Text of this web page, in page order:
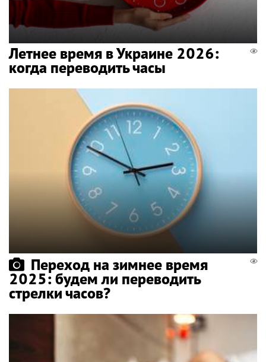
Летнее время в Украине 2026:
когда переводить часы
Переход на зимнее время
2025: будем ли переводить
стрелки часов?